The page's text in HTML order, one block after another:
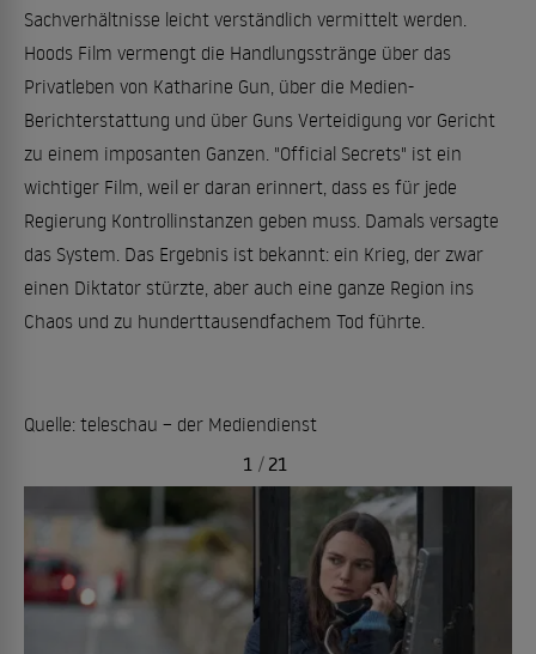
Sachverhältnisse leicht verständlich vermittelt werden.
Hoods Film vermengt die Handlungsstränge über das
Privatleben von Katharine Gun, über die Medien-
Berichterstattung und über Guns Verteidigung vor Gericht
zu einem imposanten Ganzen. "Official Secrets" ist ein
wichtiger Film, weil er daran erinnert, dass es für jede
Regierung Kontrollinstanzen geben muss. Damals versagte
das System. Das Ergebnis ist bekannt: ein Krieg, der zwar
einen Diktator stürzte, aber auch eine ganze Region ins
Chaos und zu hunderttausendfachem Tod führte.
Quelle: teleschau – der Mediendienst
1 / 21